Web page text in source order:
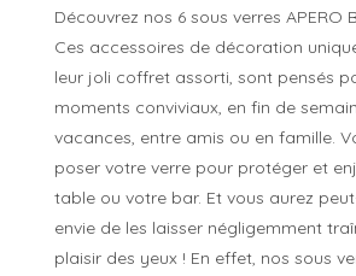
Découvrez nos 6 sous verres APERO
Ces accessoires de décoration
leur joli coffret assorti, sont pensés
moments conviviaux, en fin de
vacances, entre amis ou en famille.
poser votre verre pour protéger et
table ou votre bar. Et vous aurez
envie de les laisser négligemment
plaisir des yeux ! En effet, nos sous